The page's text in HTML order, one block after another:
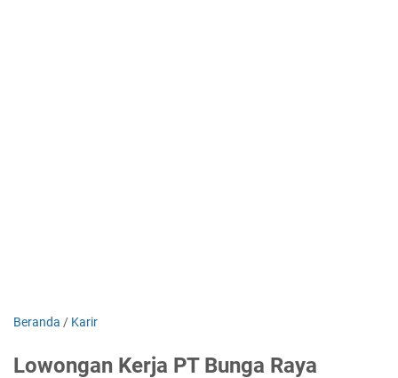
Beranda / Karir
Lowongan Kerja PT Bunga Raya